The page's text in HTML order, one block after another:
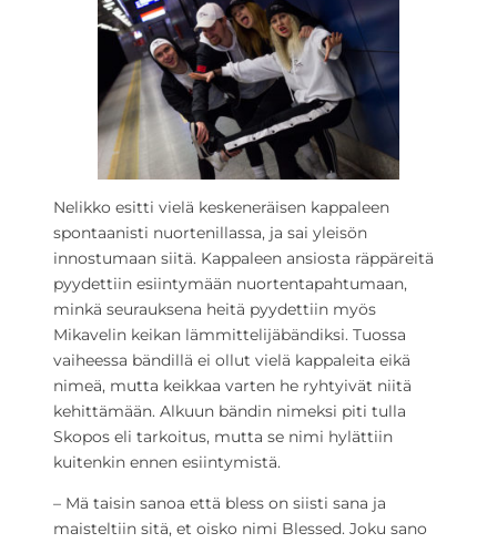
Nelikko esitti vielä keskeneräisen kappaleen
spontaanisti nuortenillassa, ja sai yleisön
innostumaan siitä. Kappaleen ansiosta räppäreitä
pyydettiin esiintymään nuortentapahtumaan,
minkä seurauksena heitä pyydettiin myös
Mikavelin keikan lämmittelijäbändiksi. Tuossa
vaiheessa bändillä ei ollut vielä kappaleita eikä
nimeä, mutta keikkaa varten he ryhtyivät niitä
kehittämään. Alkuun bändin nimeksi piti tulla
Skopos eli tarkoitus, mutta se nimi hylättiin
kuitenkin ennen esiintymistä.
– Mä taisin sanoa että bless on siisti sana ja
maisteltiin sitä, et oisko nimi Blessed. Joku sano